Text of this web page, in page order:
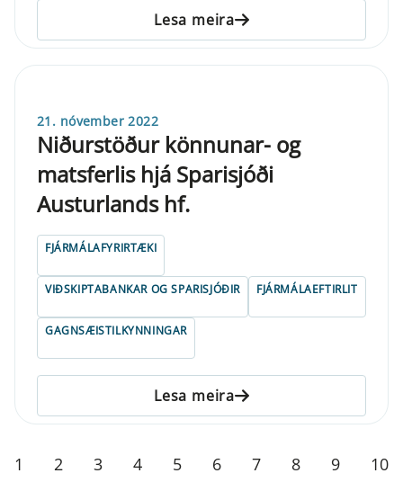
Lesa meira
21. nóvember 2022
Niðurstöður könnunar- og
matsferlis hjá Sparisjóði
Austurlands hf.
FJÁRMÁLAFYRIRTÆKI
VIÐSKIPTABANKAR OG SPARISJÓÐIR FJÁRMÁLAEFTIRLIT
GAGNSÆISTILKYNNINGAR
Lesa meira
1 2 3 4 5 6 7 8 9 10